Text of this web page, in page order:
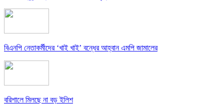
বিএনপি নেতাকর্মীদের ‘খাই খাই’ বন্ধের আহ্বান এমপি জামালের
বরিশালে মিলছে না বড় ইলিশ